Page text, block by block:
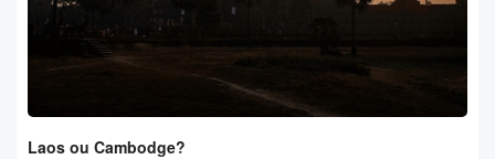
Laos ou Cambodge?